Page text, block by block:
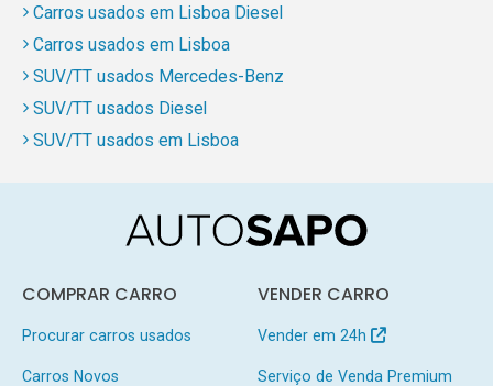
Carros usados em Lisboa Diesel
Carros usados em Lisboa
SUV/TT usados Mercedes-Benz
SUV/TT usados Diesel
SUV/TT usados em Lisboa
COMPRAR CARRO
Procurar carros usados
Carros Novos
VENDER CARRO
Vender em 24h
Serviço de Venda Premium